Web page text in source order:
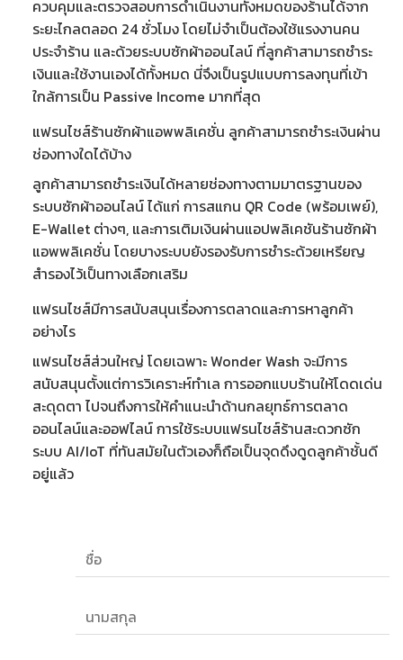
ควบคุมและตรวจสอบการดำเนินงานทั้งหมดของร้านได้จาก
ระยะไกลตลอด 24 ชั่วโมง โดยไม่จำเป็นต้องใช้แรงงานคน
ประจำร้าน และด้วยระบบซักผ้าออนไลน์ที่ลูกค้าสามารถชำระ
เงินและใช้งานเองได้ทั้งหมด นี่จึงเป็นรูปแบบการลงทุนที่เข้า
ใกล้การเป็น Passive Income มากที่สุด
แฟรนไชส์ร้านซักผ้าแอพพลิเคชั่น ลูกค้าสามารถชำระเงินผ่าน
ช่องทางใดได้บ้าง
ลูกค้าสามารถชำระเงินได้หลายช่องทางตามมาตรฐานของ
ระบบซักผ้าออนไลน์ได้แก่ การสแกน QR Code (พร้อมเพย์),
E-Wallet ต่างๆ, และการเติมเงินผ่านแอปพลิเคชันร้านซักผ้า
แอพพลิเคชั่น โดยบางระบบยังรองรับการชำระด้วยเหรียญ
สำรองไว้เป็นทางเลือกเสริม
แฟรนไชส์มีการสนับสนุนเรื่องการตลาดและการหาลูกค้า
อย่างไร
แฟรนไชส์ส่วนใหญ่ โดยเฉพาะ Wonder Wash จะมีการ
สนับสนุนตั้งแต่การวิเคราะห์ทำเล การออกแบบร้านให้โดดเด่น
สะดุดตา ไปจนถึงการให้คำแนะนำด้านกลยุทธ์การตลาด
ออนไลน์และออฟไลน์ การใช้ระบบแฟรนไชส์ร้านสะดวกซัก
ระบบ AI/IoT ที่ทันสมัยในตัวเองก็ถือเป็นจุดดึงดูดลูกค้าชั้นดี
อยู่แล้ว